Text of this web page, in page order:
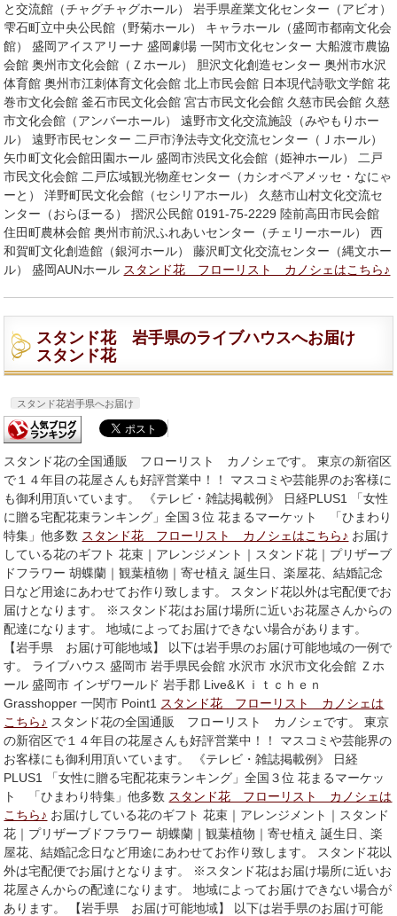
と交流館（チャグチャグホール） 岩手県産業文化センター（アビオ）
雫石町立中央公民館（野菊ホール） キャラホール（盛岡市都南文化会
館） 盛岡アイスアリーナ 盛岡劇場 一関市文化センター 大船渡市農協
会館 奥州市文化会館（Ｚホール） 胆沢文化創造センター 奥州市水沢
体育館 奥州市江刺体育文化会館 北上市民会館 日本現代詩歌文学館 花
巻市文化会館 釜石市民文化会館 宮古市民文化会館 久慈市民会館 久慈
市文化会館（アンバーホール） 遠野市文化交流施設（みやもりホー
ル） 遠野市民センター 二戸市浄法寺文化交流センター（Ｊホール）
矢巾町文化会館田園ホール 盛岡市渋民文化会館（姫神ホール） 二戸
市民文化会館 二戸広域観光物産センター（カシオペアメッセ・なにゃ
ーと） 洋野町民文化会館（セシリアホール） 久慈市山村文化交流セ
ンター（おらほーる） 摺沢公民館 0191-75-2229 陸前高田市民会館
住田町農林会館 奥州市前沢ふれあいセンター（チェリーホール） 西
和賀町文化創造館（銀河ホール） 藤沢町文化交流センター（縄文ホー
ル） 盛岡AUNホール スタンド花 フローリスト カノシェはこちら♪
スタンド花 岩手県のライブハウスへお届け
スタンド花
スタンド花岩手県へお届け
スタンド花の全国通販 フローリスト カノシェです。 東京の新宿区
で１４年目の花屋さんも好評営業中！！ マスコミや芸能界のお客様に
も御利用頂いています。 《テレビ・雑誌掲載例》 日経PLUS1 「女性
に贈る宅配花束ランキング」全国３位 花まるマーケット 「ひまわり
特集」他多数 スタンド花 フローリスト カノシェはこちら♪ お届け
している花のギフト 花束｜アレンジメント｜スタンド花｜プリザーブ
ドフラワー 胡蝶蘭｜観葉植物｜寄せ植え 誕生日、楽屋花、結婚記念
日など用途にあわせてお作り致します。 スタンド花以外は宅配便でお
届けとなります。 ※スタンド花はお届け場所に近いお花屋さんからの
配達になります。 地域によってお届けできない場合があります。
【岩手県 お届け可能地域】 以下は岩手県のお届け可能地域の一例で
す。 ライブハウス 盛岡市 岩手県民会館 水沢市 水沢市文化会館 Ｚホ
ール 盛岡市 インザワールド 岩手郡 Live&Ｋｉｔｃｈｅｎ
Grasshopper 一関市 Point1 スタンド花 フローリスト カノシェは
こちら♪ スタンド花の全国通販 フローリスト カノシェです。 東京
の新宿区で１４年目の花屋さんも好評営業中！！ マスコミや芸能界の
お客様にも御利用頂いています。 《テレビ・雑誌掲載例》 日経
PLUS1 「女性に贈る宅配花束ランキング」全国３位 花まるマーケッ
ト 「ひまわり特集」他多数 スタンド花 フローリスト カノシェは
こちら♪ お届けしている花のギフト 花束｜アレンジメント｜スタンド
花｜プリザーブドフラワー 胡蝶蘭｜観葉植物｜寄せ植え 誕生日、楽
屋花、結婚記念日など用途にあわせてお作り致します。 スタンド花以
外は宅配便でお届けとなります。 ※スタンド花はお届け場所に近いお
花屋さんからの配達になります。 地域によってお届けできない場合が
あります。 【岩手県 お届け可能地域】 以下は岩手県のお届け可能